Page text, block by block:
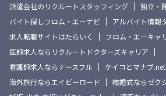
派遣会社のリクルートスタッフィング
独立・
バイト探しフロム・エーナビ
アルバイト情報
求人転職サイトはたらいく
フロム・エーキャ
医師求人ならリクルートドクターズキャリア
看護師求人ならナースフル
ケイコとマナブ.net
海外旅行ならエイビーロード
結婚式ならゼク